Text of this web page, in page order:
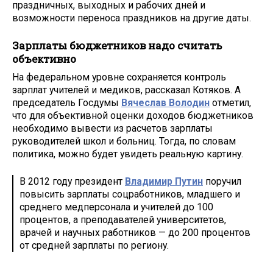
праздничных, выходных и рабочих дней и
возможности переноса праздников на другие даты.
Зарплаты бюджетников надо считать
объективно
На федеральном уровне сохраняется контроль
зарплат учителей и медиков, рассказал Котяков. А
председатель Госдумы Вячеслав Володин отметил,
что для объективной оценки доходов бюджетников
необходимо вывести из расчетов зарплаты
руководителей школ и больниц. Тогда, по словам
политика, можно будет увидеть реальную картину.
В 2012 году президент Владимир Путин поручил
повысить зарплаты соцработников, младшего и
среднего медперсонала и учителей до 100
процентов, а преподавателей университетов,
врачей и научных работников — до 200 процентов
от средней зарплаты по региону.